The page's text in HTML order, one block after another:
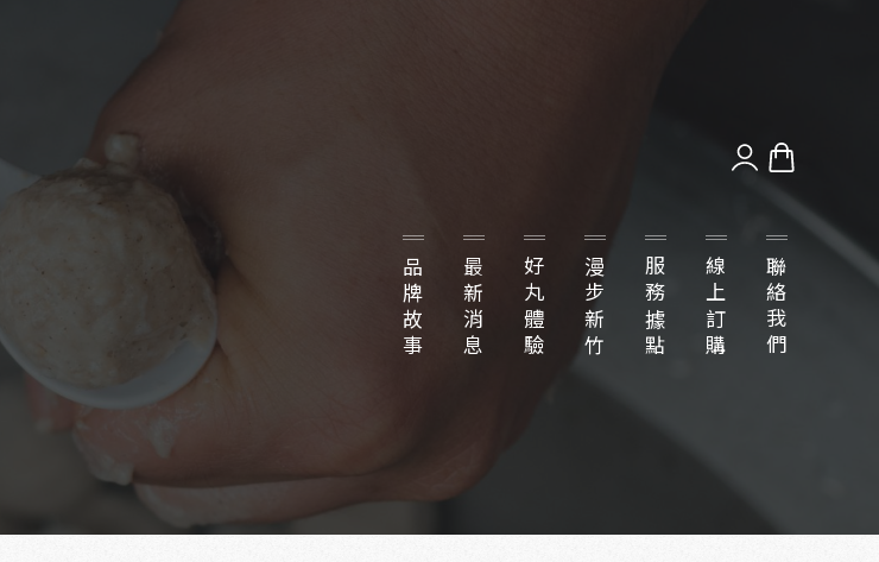
品牌故事 最新消息 好丸體驗 漫步新竹 服務據點 線上訂購 聯絡我們